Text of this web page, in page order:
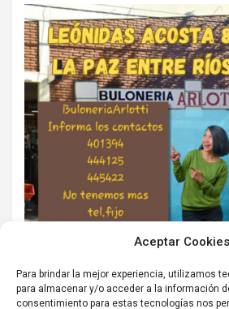
Aceptar Cookies
Para brindar la mejor experiencia, utilizamos
para almacenar y/o acceder a la información
consentimiento para estas tecnologías nos